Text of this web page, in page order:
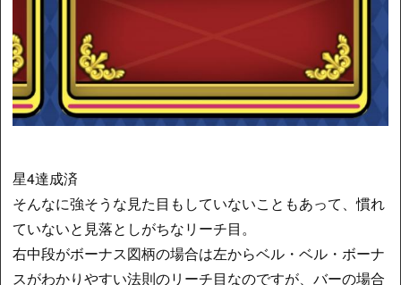
星4達成済
そんなに強そうな見た目もしていないこともあって、慣れ
ていないと見落としがちなリーチ目。
右中段がボーナス図柄の場合は左からベル・ベル・ボーナ
スがわかりやすい法則のリーチ目なのですが、バーの場合